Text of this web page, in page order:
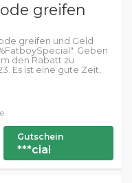
greifen
greifen und Geld
Geben
den Rabatt zu
Es ist eine gute Zeit,
Gutschein
***cial